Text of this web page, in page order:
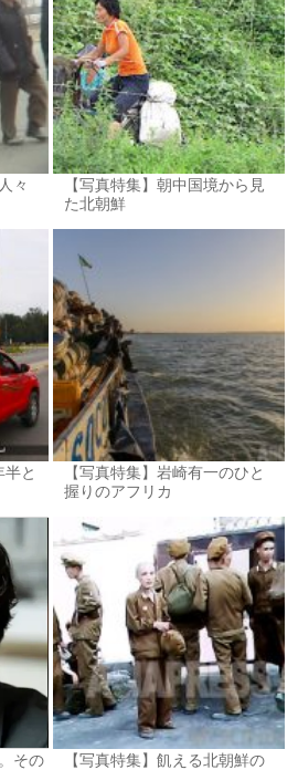
々
【写真特集】朝中国境から見
た北朝鮮
半と
【写真特集】岩崎有一のひと
握りのアフリカ
その
【写真特集】飢える北朝鮮の